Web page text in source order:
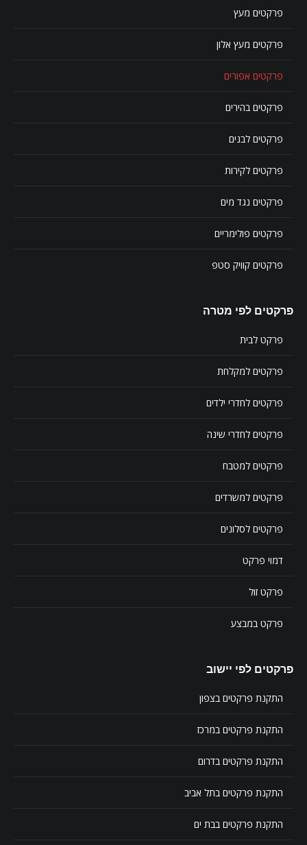
פרקטים מעץ
פרקטים מעץ אלון
פרקטים אפורים
פרקטים בהירים
פרקטים לבנים
פרקטים לקירות
פרקטים נגד מים
פרקטים פולימריים
פרקטים קוויק סטפ
פרקטים לפי מטרה
פרקט לבית
פרקטים למקלחת
פרקטים לחדרי ילדים
פרקטים לחדרי שינה
פרקטים למטבח
פרקטים למשרדים
פרקטים לסלונים
דמוי פרקט
פרקט זול
פרקט במבצע
פרקטים לפי יישוב
התקנת פרקטים בצפון
התקנת פרקטים במרכז
התקנת פרקטים בדרום
התקנת פרקטים בתל אביב
התקנת פרקטים בבת ים